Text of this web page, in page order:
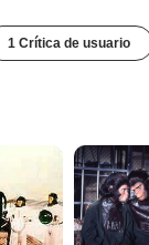
1 Crítica de usuario